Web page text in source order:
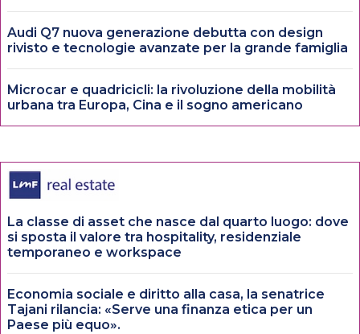
Audi Q7 nuova generazione debutta con design
rivisto e tecnologie avanzate per la grande famiglia
Microcar e quadricicli: la rivoluzione della mobilità
urbana tra Europa, Cina e il sogno americano
La classe di asset che nasce dal quarto luogo: dove
si sposta il valore tra hospitality, residenziale
temporaneo e workspace
Economia sociale e diritto alla casa, la senatrice
Tajani rilancia: «Serve una finanza etica per un
Paese più equo».